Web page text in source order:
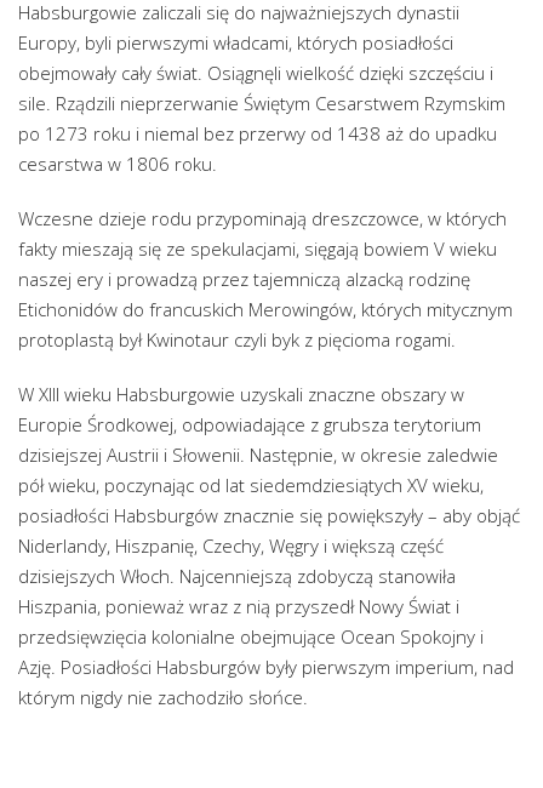
Habsburgowie zaliczali się do najważniejszych dynastii
Europy, byli pierwszymi władcami, których posiadłości
obejmowały cały świat. Osiągnęli wielkość dzięki szczęściu i
sile. Rządzili nieprzerwanie Świętym Cesarstwem Rzymskim
po 1273 roku i niemal bez przerwy od 1438 aż do upadku
cesarstwa w 1806 roku.
Wczesne dzieje rodu przypominają dreszczowce, w których
fakty mieszają się ze spekulacjami, sięgają bowiem V wieku
naszej ery i prowadzą przez tajemniczą alzacką rodzinę
Etichonidów do francuskich Merowingów, których mitycznym
protoplastą był Kwinotaur czyli byk z pięcioma rogami.
W XIII wieku Habsburgowie uzyskali znaczne obszary w
Europie Środkowej, odpowiadające z grubsza terytorium
dzisiejszej Austrii i Słowenii. Następnie, w okresie zaledwie
pół wieku, poczynając od lat siedemdziesiątych XV wieku,
posiadłości Habsburgów znacznie się powiększyły – aby objąć
Niderlandy, Hiszpanię, Czechy, Węgry i większą część
dzisiejszych Włoch. Najcenniejszą zdobyczą stanowiła
Hiszpania, ponieważ wraz z nią przyszedł Nowy Świat i
przedsięwzięcia kolonialne obejmujące Ocean Spokojny i
Azję. Posiadłości Habsburgów były pierwszym imperium, nad
którym nigdy nie zachodziło słońce.